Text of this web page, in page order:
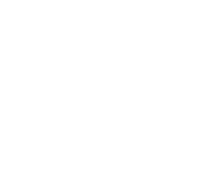
-[中财网]
页
研究院-中
,国
计
经营部-